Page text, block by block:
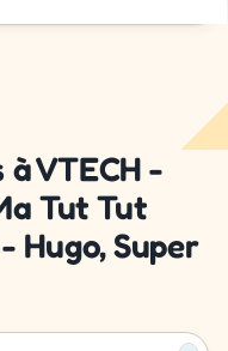
VTECH -
Tut Tut
Hugo, Super